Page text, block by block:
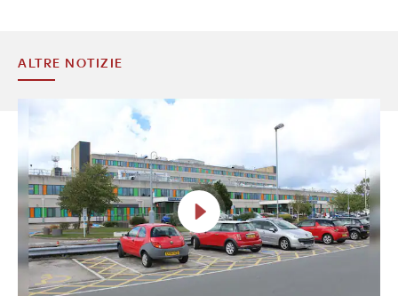
ALTRE NOTIZIE